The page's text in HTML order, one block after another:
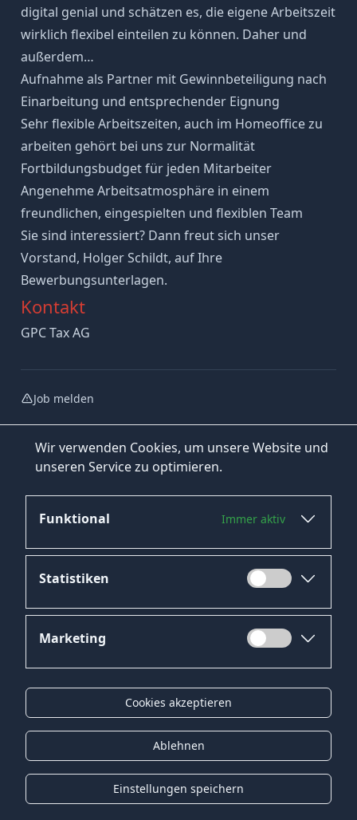
Wir verwenden Cookies, um unsere Website und
unseren Service zu optimieren.
Funktional Immer aktiv
Statistiken
Marketing
Cookies akzeptieren
Ablehnen
Einstellungen speichern
digital genial und schätzen es, die eigene Arbeitszeit
wirklich flexibel einteilen zu können. Daher und
außerdem…
Aufnahme als Partner mit Gewinnbeteiligung nach
Einarbeitung und entsprechender Eignung
Sehr flexible Arbeitszeiten, auch im Homeoffice zu
arbeiten gehört bei uns zur Normalität
Fortbildungsbudget für jeden Mitarbeiter
Angenehme Arbeitsatmosphäre in einem
freundlichen, eingespielten und flexiblen Team
Sie sind interessiert? Dann freut sich unser
Vorstand, Holger Schildt, auf Ihre
Bewerbungsunterlagen.
Kontakt
GPC Tax AG
Job melden
Jetzt bewerben
Datenschutz
Impressum
Kontakt
Gender-Hinweis
© 2026 Onyx Consulting GmbH